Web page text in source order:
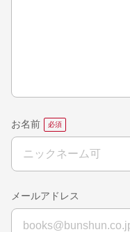
お名前
メールアドレス